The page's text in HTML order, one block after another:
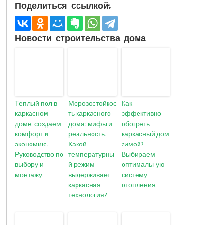
Поделиться ссылкой:
Новости строительства дома
Теплый пол в
каркасном
доме: создаем
комфорт и
экономию.
Руководство по
выбору и
монтажу.
Морозостойкос
ть каркасного
дома: мифы и
реальность.
Какой
температурны
й режим
выдерживает
каркасная
технология?
Как
эффективно
обогреть
каркасный дом
зимой?
Выбираем
оптимальную
систему
отопления.